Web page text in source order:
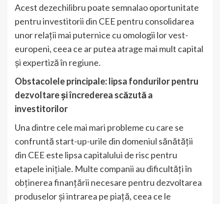
Acest dezechilibru poate semnalao oportunitate
pentru investitorii din CEE pentru consolidarea
unor relații mai puternice cu omologii lor vest-
europeni, ceea ce ar putea atrage mai mult capital
și expertiză în regiune.
Obstacolele principale: lipsa fondurilor pentru
dezvoltare și încrederea scăzută a
investitorilor
Una dintre cele mai mari probleme cu care se
confruntă start-up-urile din domeniul sănătății
din CEE este lipsa capitalului de risc pentru
etapele inițiale. Multe companii au dificultăți în
obținerea finanțării necesare pentru dezvoltarea
produselor și intrarea pe piață, ceea ce le